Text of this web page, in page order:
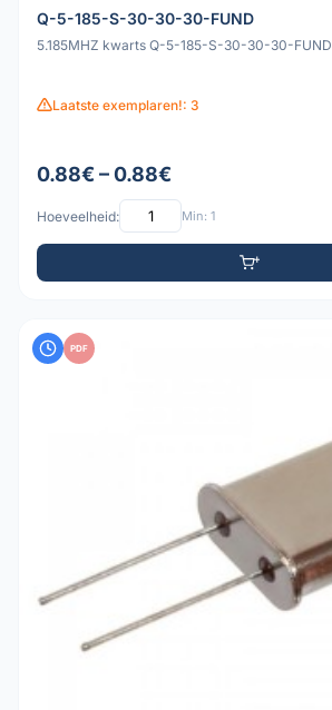
Q-5-185-S-30-30-30-FUND
5.185MHZ kwarts Q-5-185-S-30-30-30-FUND
Laatste exemplaren!: 3
0.88€ – 0.88€
Hoeveelheid: Min: 1
PDF